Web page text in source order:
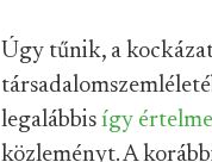
Úgy tűnik, a
legalábbis így
közleményt. A